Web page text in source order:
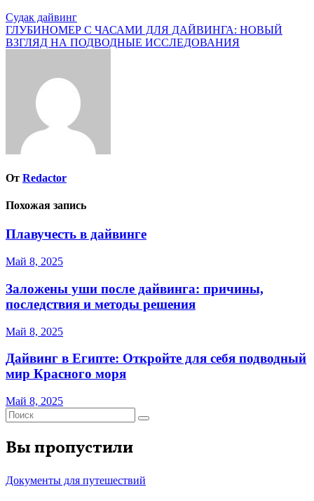
Навигация
по
Судак дайвинг
ГЛУБИНОМЕР С ЧАСАМИ ДЛЯ ДАЙВИНГА: НОВЫЙ
ВЗГЛЯД НА ПОДВОДНЫЕ ИССЛЕДОВАНИЯ
От Redactor
Похожая запись
Плавучесть в дайвинге
Май 8, 2025
Заложены уши после дайвинга: причины,
последствия и методы решения
Май 8, 2025
Дайвинг в Египте: Откройте для себя подводный
мир Красного моря
Май 8, 2025
Вы пропустили
Документы для путешествий